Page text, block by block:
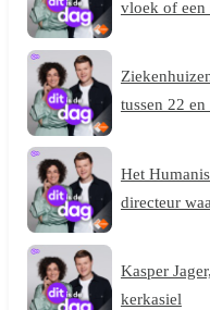
vloek of een
tussen 22
Het
directeur
Kasper
kerkasiel